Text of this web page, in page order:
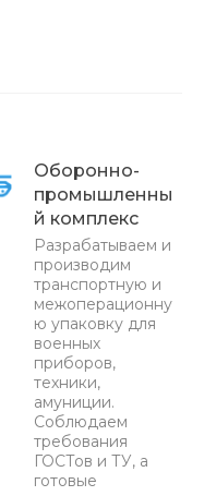
Оборонно-
промышленны
й комплекс
Разрабатываем и
производим
транспортную и
межоперационну
ю упаковку для
военных
приборов,
техники,
амуниции.
Соблюдаем
требования
ГОСТов и ТУ, а
готовые